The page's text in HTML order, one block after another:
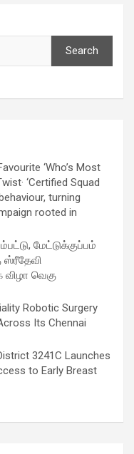
Search
‘Who’s Most
‘Certified Squad
turning
rooted in
மேட்டுக்குப்பம்
ஸ்ரீதேவி
விழா வெகு
Robotic Surgery
Its Chennai
3241C Launches
to Early Breast